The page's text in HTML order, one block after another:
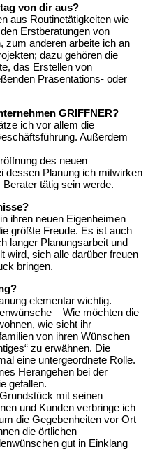
von dir aus?
aus Routinetätigkeiten wie
Erstberatungen von
zum anderen arbeite ich an
dazu gehören die
das Erstellen von
Präsentations- oder
GRIFFNER?
ich vor allem die
Außerdem
des neuen
dessen Planung ich mitwirken
tätig sein werde.
ihren neuen Eigenheimen
größte Freude. Es ist auch
langer Planungsarbeit und
wird, sich alle darüber freuen
bringen.
elementar wichtig.
– Wie möchten die
wie sieht ihr
von ihren Wünschen
zu erwähnen. Die
eine untergeordnete Rolle.
Herangehen bei der
gefallen.
mit seinen
und Kunden verbringe ich
die Gegebenheiten vor Ort
die örtlichen
gut in Einklang